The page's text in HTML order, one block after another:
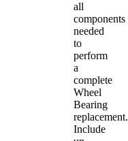
all
components
needed
to
perform
a
complete
Wheel
Bearing
replacement.
Include